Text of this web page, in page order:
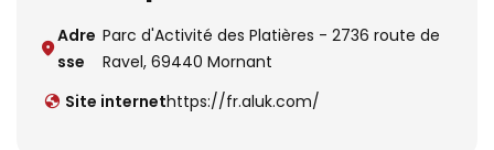
Adre
sse
Parc d'Activité des Platières - 2736 route de
Ravel, 69440 Mornant
Site internethttps://fr.aluk.com/